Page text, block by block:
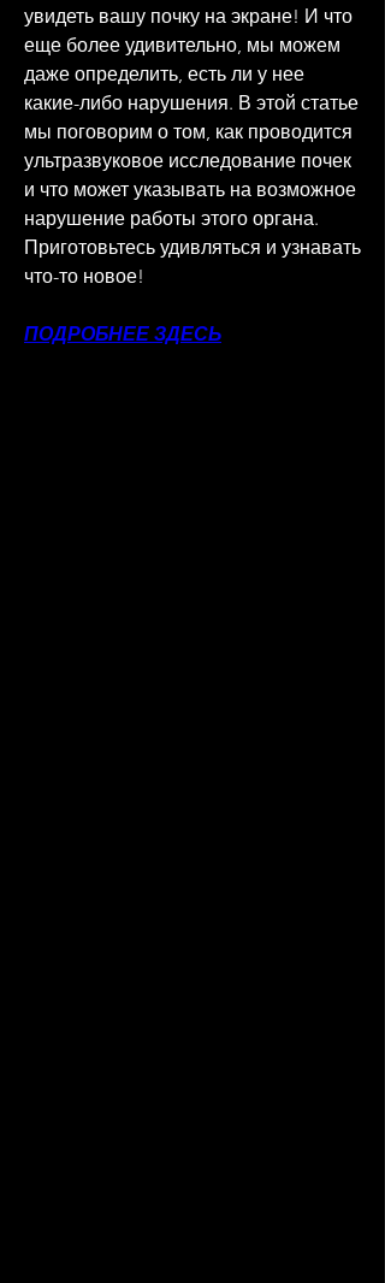
увидеть вашу почку на экране! И что
еще более удивительно, мы можем
даже определить, есть ли у нее
какие-либо нарушения. В этой статье
мы поговорим о том, как проводится
ультразвуковое исследование почек
и что может указывать на возможное
нарушение работы этого органа.
Приготовьтесь удивляться и узнавать
что-то новое!
ПОДРОБНЕЕ ЗДЕСЬ